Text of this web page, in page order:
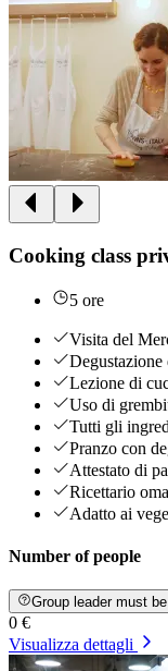
Cooking class
5 ore
Visita del
Lezione di
Uso di
Tutti gli
Pranzo con
Attestato di
Ricettario
Adatto ai
Number of people
Group leader must
0 €
Visualizza dettagli